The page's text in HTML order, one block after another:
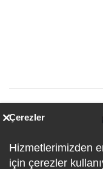
Çerezler
Hizmetlerimizden
için çerezler